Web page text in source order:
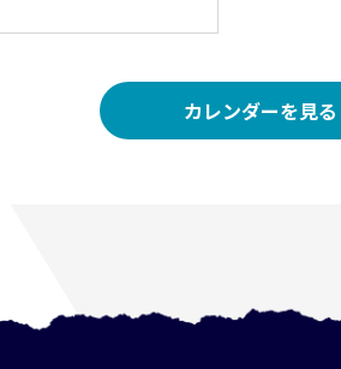
カレンダーを見る